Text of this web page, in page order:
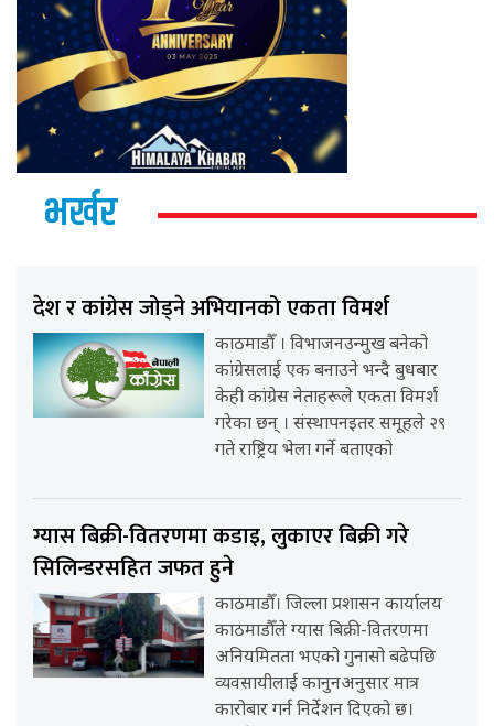
भर्खर
देश र कांग्रेस जोड्ने अभियानको एकता विमर्श
काठमाडौँ । विभाजनउन्मुख बनेको
कांग्रेसलाई एक बनाउने भन्दै बुधबार
केही कांग्रेस नेताहरूले एकता विमर्श
गरेका छन् । संस्थापनइतर समूहले २९
गते राष्ट्रिय भेला गर्ने बताएको
ग्यास बिक्री-वितरणमा कडाइ, लुकाएर बिक्री गरे
सिलिन्डरसहित जफत हुने
काठमाडौँ। जिल्ला प्रशासन कार्यालय
काठमाडौँले ग्यास बिक्री-वितरणमा
अनियमितता भएको गुनासो बढेपछि
व्यवसायीलाई कानुनअनुसार मात्र
कारोबार गर्न निर्देशन दिएको छ।